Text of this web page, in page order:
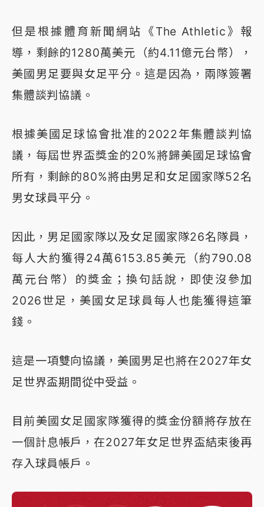
但是根據體育新聞網站《The Athletic》報
導，剩餘的1280萬美元（約4.11億元台幣），
美國男足要與女足平分。這是因為，兩隊簽署
集體談判協議。
根據美國足球協會批准的2022年集體談判協
議，每屆世界盃獎金的20%將歸美國足球協會
所有，剩餘的80%將由男足和女足國家隊52名
男女球員平分。
因此，男足國家隊以及女足國家隊26名隊員，
每人大約獲得24萬6153.85美元（約790.08
萬元台幣）的獎金；換句話說，即使沒參加
2026世足，美國女足球員每人也能獲得這筆
錢。
這是一項雙向協議，美國男足也將在2027年女
足世界盃期間從中受益。
目前美國女足國家隊獲得的獎金份額將存放在
一個計息帳戶，在2027年女足世界盃結束後再
存入球員帳戶。